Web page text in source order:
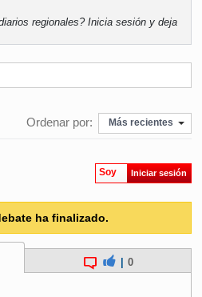
regionales?Inicia sesión y deja
Ordenar por: Más recientes
Soy Iniciar sesión
ha finalizado.
0